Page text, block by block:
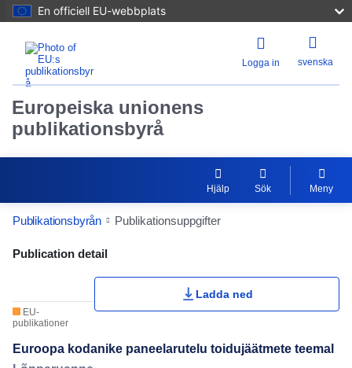
En officiell EU-webbplats
Logga in svenska
Europeiska unionens
publikationsbyrå
Hjälp Sök Meny
Publikationsbyrån Publikationsuppgifter
Publication Detail Actions Portlet
Publication detail
EU-
publikationer
Ladda ned
Euroopa kodanike paneelarutelu toidujäätmete teemal